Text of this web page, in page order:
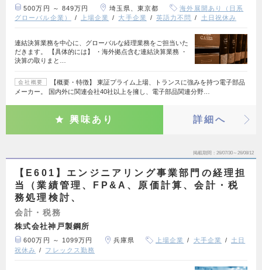
500万円 ～ 849万円 埼玉県、東京都
海外展開あり（日系
グローバル企業）
上場企業 大手企業 英語力不問 土日祝休み
連結決算業務を中心に、グローバルな経理業務をご担当いた
だきます。 【具体的には】 ・海外拠点含む連結決算業務 ・
決算の取りまと…
会社概要
【概要・特徴】 東証プライム上場、トランスに強みを持つ電子部品
メーカー。 国内外に関連会社40社以上を擁し、電子部品関連分野…
興味あり 詳細へ
掲載期間 26/07/30～26/08/12
【E601】エンジニアリング事業部門の経理担
当（業績管理、FP&A、原価計算、会計・税
務処理検討、
会計・税務
株式会社神戸製鋼所
600万円 ～ 1099万円 兵庫県 上場企業 大手企業
土日
祝休み
フレックス勤務